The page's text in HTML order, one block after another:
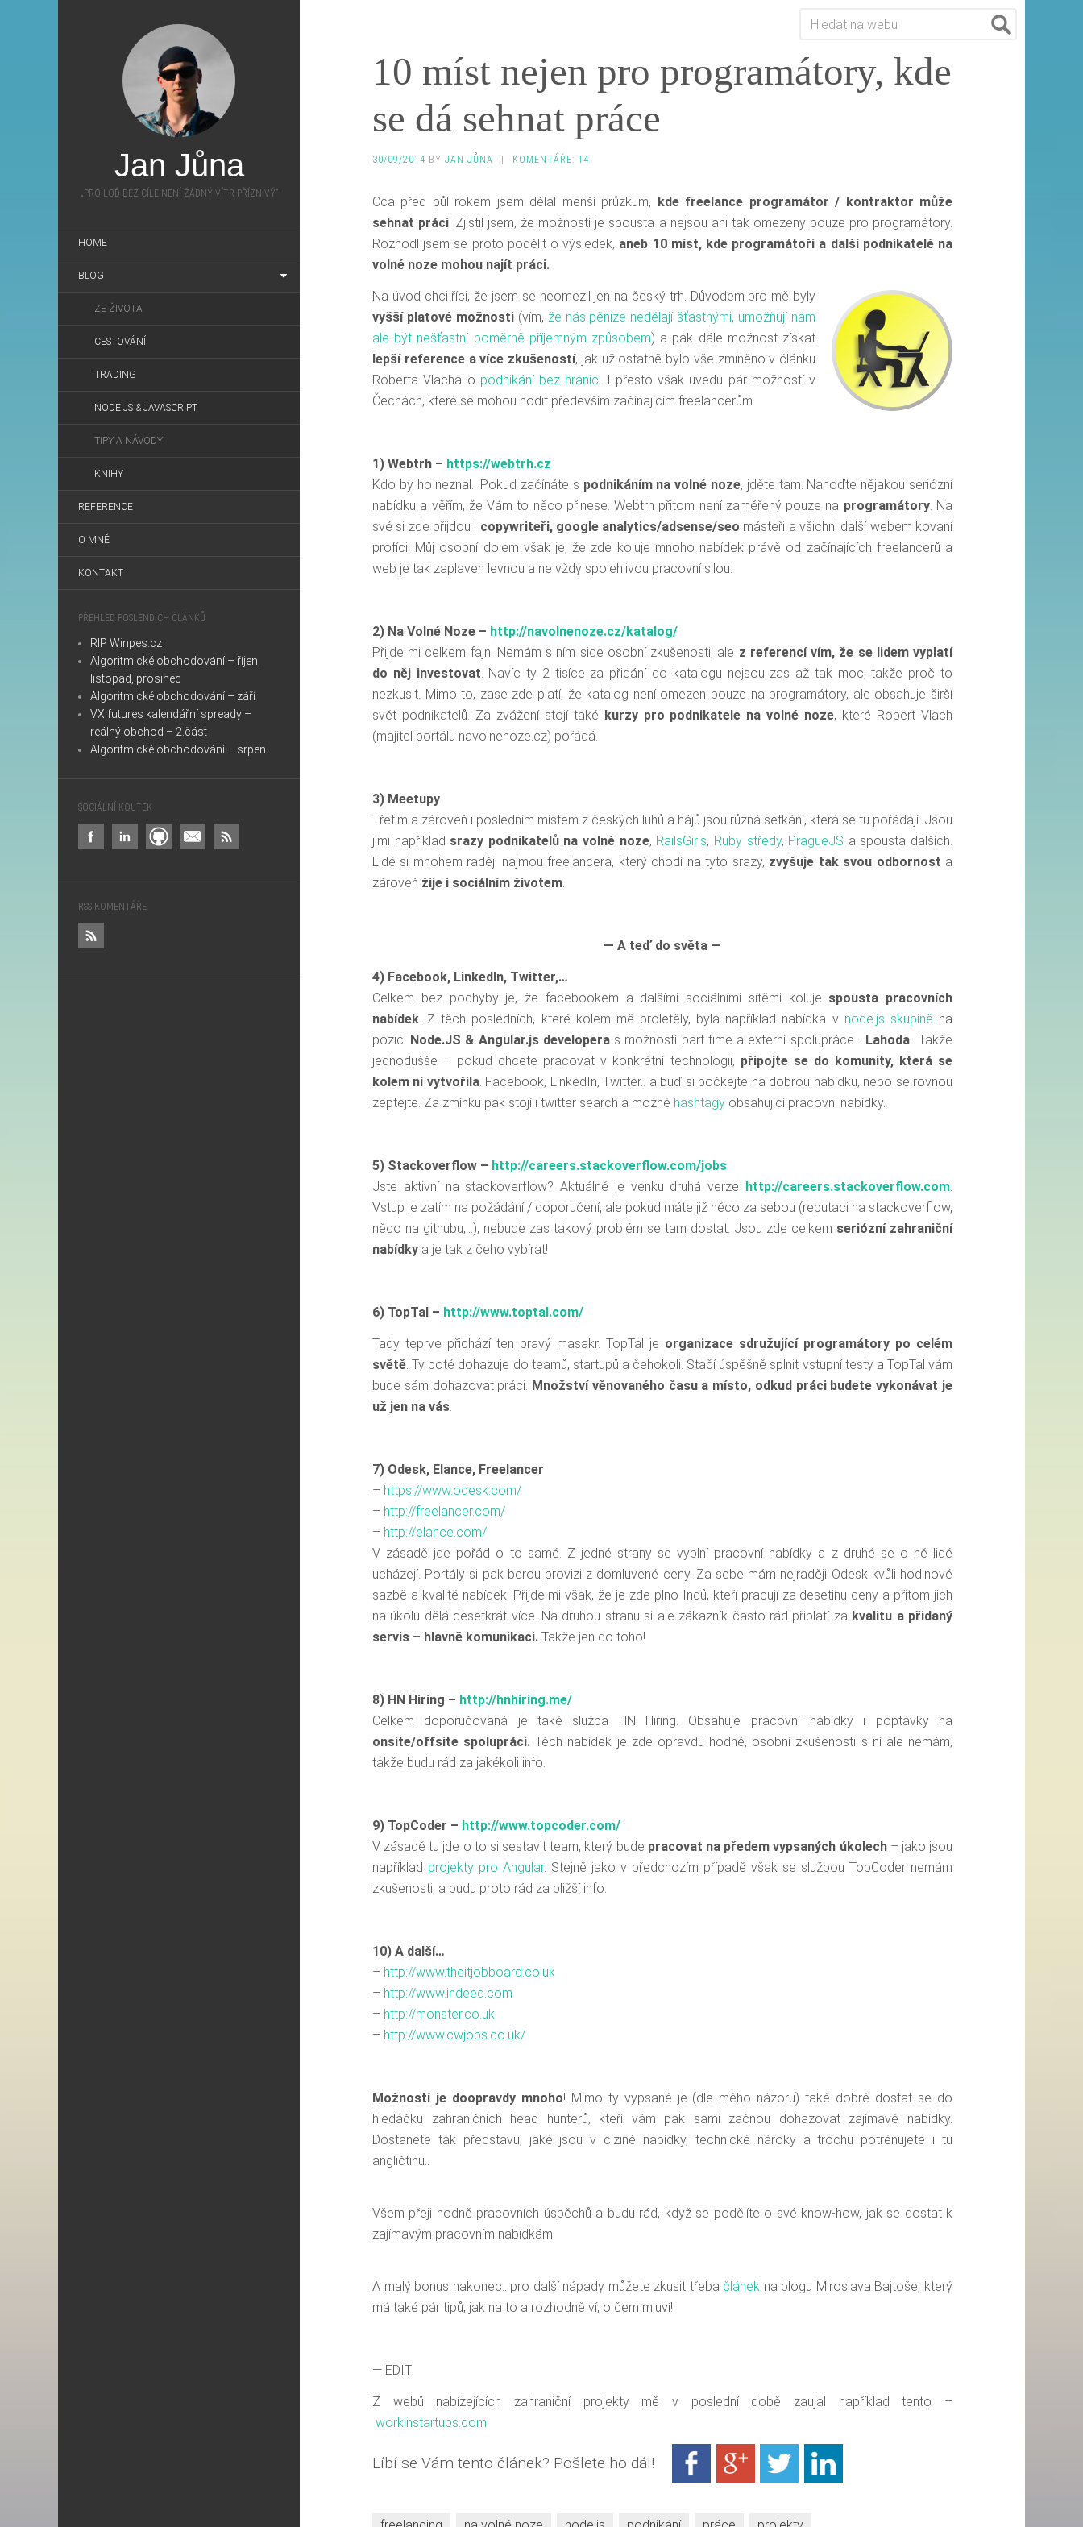
Jan Jůna
„PRO LOĎ BEZ CÍLE NENÍ ŽÁDNÝ VÍTR PŘÍZNIVÝ”
HOME
BLOG
ZE ŽIVOTA
CESTOVÁNÍ
TRADING
NODE.JS & JAVASCRIPT
TIPY A NÁVODY
KNIHY
REFERENCE
O MNĚ
KONTAKT
PŘEHLED POSLENDÍCH ČLÁNKŮ
RIP Winpes.cz
Algoritmické obchodování – říjen,
listopad, prosinec
Algoritmické obchodování – září
VX futures kalendářní spready –
reálný obchod – 2.část
Algoritmické obchodování – srpen
SOCIÁLNÍ KOUTEK
RSS KOMENTÁŘE
10 míst nejen pro programátory, kde
se dá sehnat práce
30/09/2014 BY JAN JŮNA KOMENTÁŘE: 14
Cca před půl rokem jsem dělal menší průzkum, kde freelance programátor / kontraktor může
sehnat práci. Zjistil jsem, že možností je spousta a nejsou ani tak omezeny pouze pro programátory.
Rozhodl jsem se proto podělit o výsledek, aneb 10 míst, kde programátoři a další podnikatelé na
volné noze mohou najít práci.
Na úvod chci říci, že jsem se neomezil jen na český trh. Důvodem pro mě byly
vyšší platové možnosti(vím, že nás pěníze nedělají šťastnými, umožňují nám
ale být nešťastní poměrně příjemným způsobem) a pak dále možnost získat
lepší reference a více zkušeností, jak už ostatně bylo vše zmíněno v článku
Roberta Vlacha o podnikání bez hranic. I přesto však uvedu pár možností v
Čechách, které se mohou hodit především začínajícím freelancerům.
1) Webtrh – https://webtrh.cz
Kdo by ho neznal.. Pokud začínáte s podnikáním na volné noze, jděte tam. Nahoďte nějakou seriózní
nabídku a věřím, že Vám to něco přinese. Webtrh přitom není zaměřený pouze na programátory. Na
své si zde přijdou i copywriteři, google analytics/adsense/seo másteři a všichni další webem kovaní
profíci. Můj osobní dojem však je, že zde koluje mnoho nabídek právě od začínajících freelancerů a
web je tak zaplaven levnou a ne vždy spolehlivou pracovní silou.
2) Na Volné Noze – http://navolnenoze.cz/katalog/
Přijde mi celkem fajn. Nemám s ním sice osobní zkušenosti, ale z referencí vím, že se lidem vyplatí
do něj investovat. Navíc ty 2 tisíce za přidání do katalogu nejsou zas až tak moc, takže proč to
nezkusit. Mimo to, zase zde platí, že katalog není omezen pouze na programátory, ale obsahuje širší
svět podnikatelů. Za zvážení stojí také kurzy pro podnikatele na volné noze, které Robert Vlach
(majitel portálu navolnenoze.cz) pořádá.
3) Meetupy
Třetím a zároveň i posledním místem z českých luhů a hájů jsou různá setkání, která se tu pořádají. Jsou
jimi například srazy podnikatelů na volné noze, RailsGirls, Ruby středy, PragueJS a spousta dalších.
Lidé si mnohem raději najmou freelancera, který chodí na tyto srazy, zvyšuje tak svou odbornost a
zároveň žije i sociálním životem.
— A teď do světa —
4) Facebook, LinkedIn, Twitter,…
Celkem bez pochyby je, že facebookem a dalšími sociálními sítěmi koluje spousta pracovních
nabídek. Z těch posledních, které kolem mě proletěly, byla například nabídka v node.js skupině na
pozici Node.JS & Angular.js developeras možností part time a externí spolupráce… Lahoda.. Takže
jednodušše – pokud chcete pracovat v konkrétní technologii, připojte se do komunity, která se
kolem ní vytvořila. Facebook, LinkedIn, Twitter.. a buď si počkejte na dobrou nabídku, nebo se rovnou
zeptejte. Za zmínku pak stojí i twitter search a možné hashtagy obsahující pracovní nabídky.
5) Stackoverflow – http://careers.stackoverflow.com/jobs
Jste aktivní na stackoverflow? Aktuálně je venku druhá verze http://careers.stackoverflow.com.
Vstup je zatím na požádání / doporučení, ale pokud máte již něco za sebou (reputaci na stackoverflow,
něco na githubu,…), nebude zas takový problém se tam dostat. Jsou zde celkem seriózní zahraniční
nabídky a je tak z čeho vybírat!
6) TopTal – http://www.toptal.com/
Tady teprve přichází ten pravý masakr. TopTal je organizace sdružující programátory po celém
světě. Ty poté dohazuje do teamů, startupů a čehokoli. Stačí úspěšně splnit vstupní testy a TopTal vám
bude sám dohazovat práci. Množství věnovaného času a místo, odkud práci budete vykonávat je
už jen na vás.
7) Odesk, Elance, Freelancer
– https://www.odesk.com/
– http://freelancer.com/
– http://elance.com/
V zásadě jde pořád o to samé. Z jedné strany se vyplní pracovní nabídky a z druhé se o ně lidé
ucházejí. Portály si pak berou provizi z domluvené ceny. Za sebe mám nejraději Odesk kvůli hodinové
sazbě a kvalitě nabídek. Přijde mi však, že je zde plno Indů, kteří pracují za desetinu ceny a přitom jich
na úkolu dělá desetkrát více. Na druhou stranu si ale zákazník často rád připlatí za kvalitu a přidaný
servis – hlavně komunikaci. Takže jen do toho!
8) HN Hiring – http://hnhiring.me/
Celkem doporučovaná je také služba HN Hiring. Obsahuje pracovní nabídky i poptávky na
onsite/offsite spolupráci. Těch nabídek je zde opravdu hodně, osobní zkušenosti s ní ale nemám,
takže budu rád za jakékoli info.
9) TopCoder – http://www.topcoder.com/
V zásadě tu jde o to si sestavit team, který bude pracovat na předem vypsaných úkolech– jako jsou
například projekty pro Angular. Stejně jako v předchozím případě však se službou TopCoder nemám
zkušenosti, a budu proto rád za bližší info.
10) A další…
– http://www.theitjobboard.co.uk
– http://www.indeed.com
– http://monster.co.uk
– http://www.cwjobs.co.uk/
Možností je doopravdy mnoho! Mimo ty vypsané je (dle mého názoru) také dobré dostat se do
hledáčku zahraničních head hunterů, kteří vám pak sami začnou dohazovat zajímavé nabídky.
Dostanete tak představu, jaké jsou v cizině nabídky, technické nároky a trochu potrénujete i tu
angličtinu..
Všem přeji hodně pracovních úspěchů a budu rád, když se podělíte o své know-how, jak se dostat k
zajímavým pracovním nabídkám.
A malý bonus nakonec.. pro další nápady můžete zkusit třeba článek na blogu Miroslava Bajtoše, který
má také pár tipů, jak na to a rozhodně ví, o čem mluví!
— EDIT
Z webů nabízejících zahraniční projekty mě v poslední době zaujal například tento –
workinstartups.com
Líbí se Vám tento článek? Pošlete ho dál!